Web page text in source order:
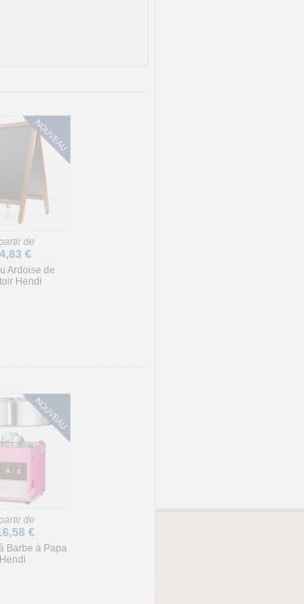
de
€
Ardoise de
Hendi
de
€
Barbe à Papa
Hendi